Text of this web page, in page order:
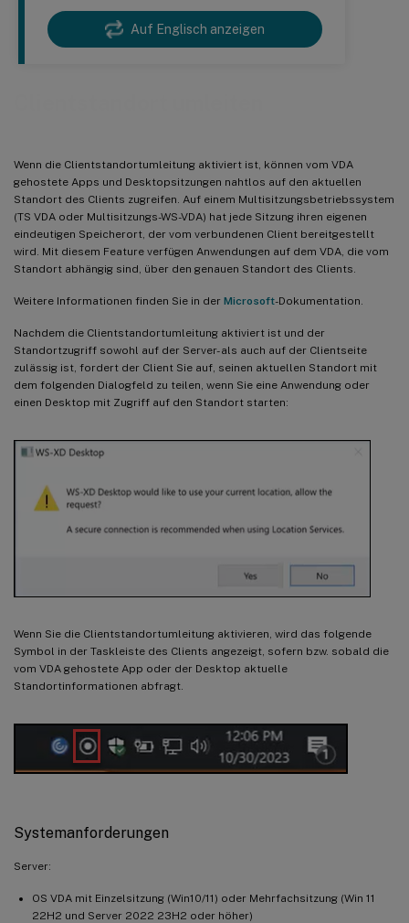
Auf Englisch anzeigen
Wenn die Clientstandortumleitung aktiviert ist, können vom VDA
gehostete Apps und Desktopsitzungen nahtlos auf den aktuellen
Standort des Clients zugreifen. Auf einem Multisitzungsbetriebssystem
(TS VDA oder Multisitzungs-WS-VDA) hat jede Sitzung ihren eigenen
eindeutigen Speicherort, der vom verbundenen Client bereitgestellt
wird. Mit diesem Feature verfügen Anwendungen auf dem VDA, die vom
Standort abhängig sind, über den genauen Standort des Clients.
Weitere Informationen finden Sie in der Microsoft-Dokumentation.
Nachdem die Clientstandortumleitung aktiviert ist und der
Standortzugriff sowohl auf der Server- als auch auf der Clientseite
zulässig ist, fordert der Client Sie auf, seinen aktuellen Standort mit
dem folgenden Dialogfeld zu teilen, wenn Sie eine Anwendung oder
einen Desktop mit Zugriff auf den Standort starten:
Wenn Sie die Clientstandortumleitung aktivieren, wird das folgende
Symbol in der Taskleiste des Clients angezeigt, sofern bzw. sobald die
vom VDA gehostete App oder der Desktop aktuelle
Standortinformationen abfragt.
Systemanforderungen
Server:
OS VDA mit Einzelsitzung (Win10/11) oder Mehrfachsitzung (Win 11
22H2 und Server 2022 23H2 oder höher)